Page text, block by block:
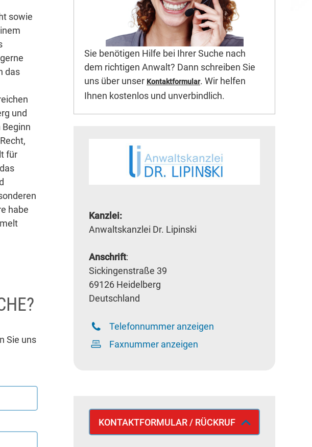
sowie
das
und
für
habe
Sie uns
Sie benötigen Hilfe bei Ihrer Suche nach
dem richtigen Anwalt? Dann schreiben Sie
uns über unser Kontaktformular. Wir helfen
Ihnen kostenlos und unverbindlich.
Kanzlei:
Anwaltskanzlei Dr. Lipinski
Anschrift:
Sickingenstraße 39
69126 Heidelberg
Deutschland
Telefonnummer anzeigen
Faxnummer anzeigen
KONTAKTFORMULAR / RÜCKRUF